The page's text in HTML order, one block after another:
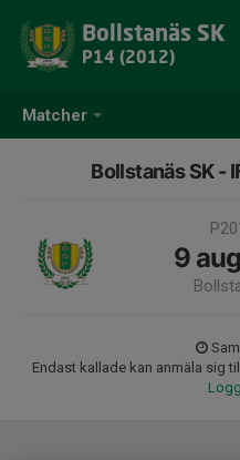
Matcher
Bollstanäs SK
P14 (2012)
Bollstanäs SK -
9
Endast kallade kan anmäla sig